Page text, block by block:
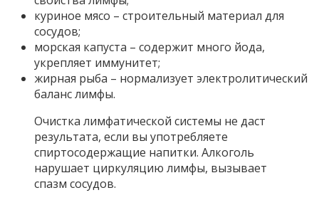
куриное мясо – строительный материал для
сосудов;
морская капуста – содержит много йода,
укрепляет иммунитет;
жирная рыба – нормализует электролитический
баланс лимфы.
Очистка лимфатической системы не даст
результата, если вы употребляете
спиртосодержащие напитки. Алкоголь
нарушает циркуляцию лимфы, вызывает
спазм сосудов.